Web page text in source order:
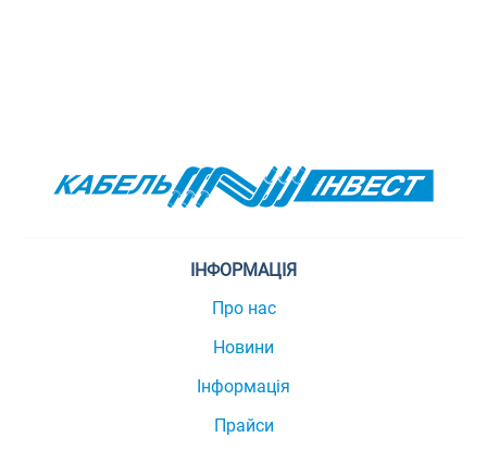
ІНФОРМАЦІЯ
Про нас
Новини
Інформація
Прайси